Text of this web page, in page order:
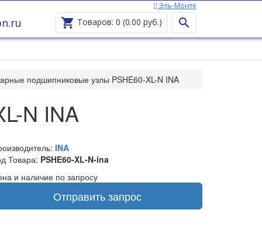
Эль-Монте
 Товаров: 0 (0.00 руб.) 
подшипниковые узлы PSHE60-XL-N INA
N INA
INA
Товара: PSHE60-XL-N-ina
и наличие по запросу
Отправить запрос